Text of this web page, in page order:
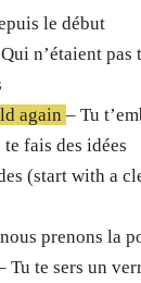
le début
n’étaient pas
again– Tu
te fais des idées
(start with a
prenons la
Tu te sers un